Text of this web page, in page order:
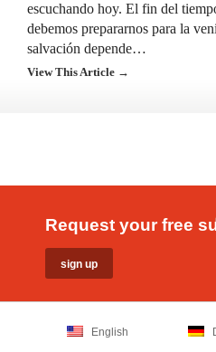
escuchando hoy. El fin del
debemos prepararnos para la
salvación depende…
View This Article →
Request your free
English